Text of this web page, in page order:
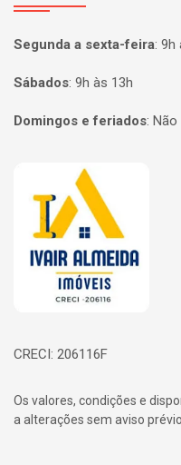
Segunda a sexta-feira: 9h
Sábados: 9h às 13h
Domingos e feriados: Não
Página inicial
CRECI: 206116F
Os valores, condições e
a alterações sem aviso